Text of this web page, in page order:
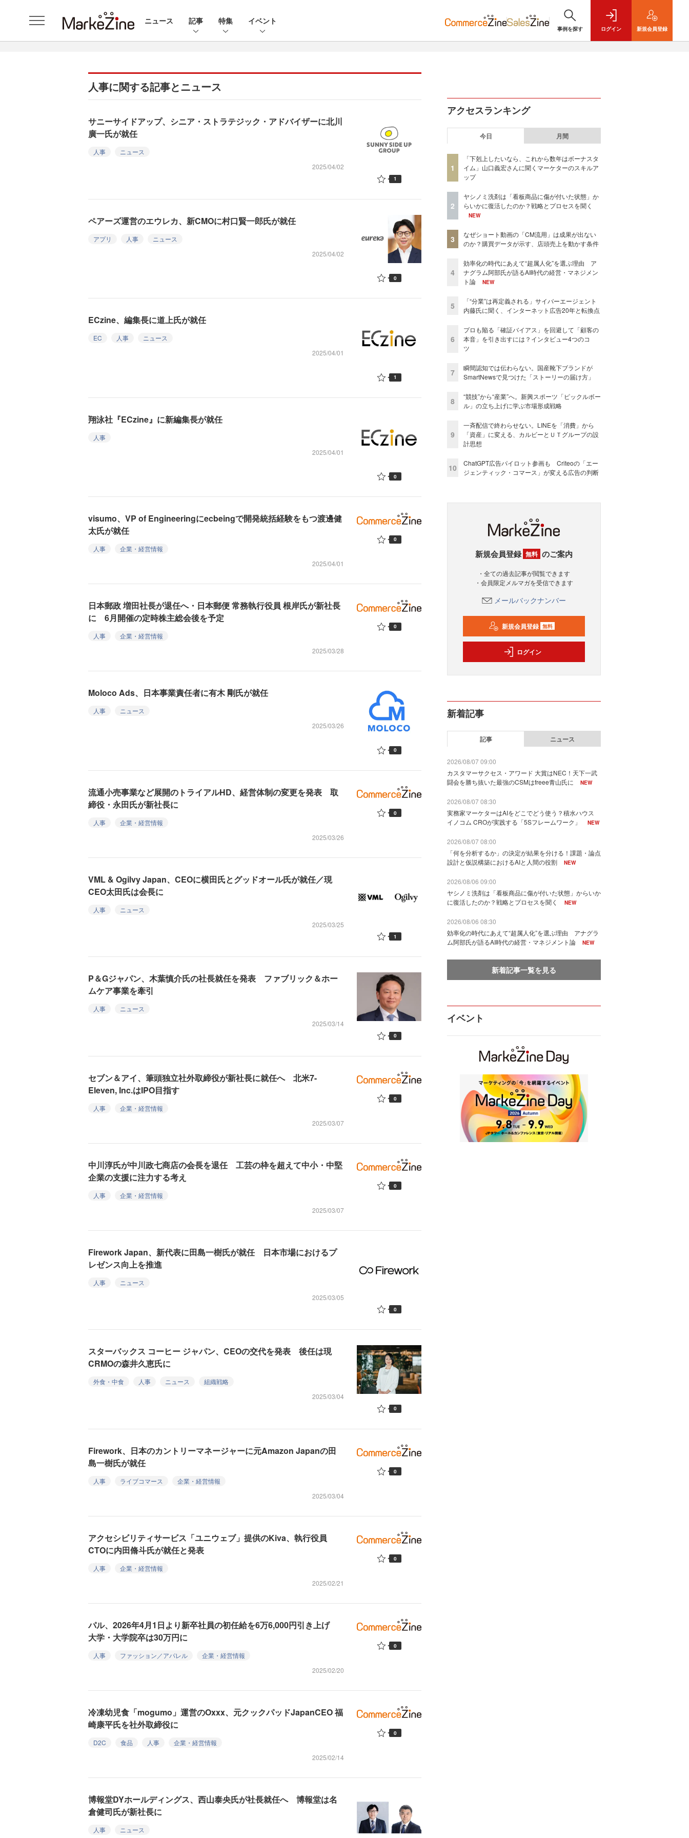
ニュース 記事 特集 イベント
事例を探す ログイン 新規会員登録
人事に関する記事とニュース
サニーサイドアップ、シニア・ストラテジック・アドバイザーに北川
廣一氏が就任
人事
ニュース
2025/04/02
1
ペアーズ運営のエウレカ、新CMOに村口賢一郎氏が就任
アプリ 人事
ニュース
2025/04/02
0
ECzine、編集長に道上氏が就任
EC 人事
ニュース
2025/04/01
1
翔泳社『ECzine』に新編集長が就任
人事
2025/04/01
0
visumo、VP of Engineeringにecbeingで開発統括経験をもつ渡邊健
太氏が就任
人事
企業・経営情報
2025/04/01
0
日本郵政 増田社長が退任へ・日本郵便 常務執行役員 根岸氏が新社長
に 6月開催の定時株主総会後を予定
人事
企業・経営情報
2025/03/28
0
Moloco Ads、日本事業責任者に有木 剛氏が就任
人事
ニュース
2025/03/26
0
流通小売事業など展開のトライアルHD、経営体制の変更を発表 取
締役・永田氏が新社長に
人事
企業・経営情報
2025/03/26
0
VML & Ogilvy Japan、CEOに横田氏とグッドオール氏が就任／現
CEO太田氏は会長に
人事
ニュース
2025/03/25
1
P＆Gジャパン、木葉慎介氏の社長就任を発表 ファブリック＆ホー
ムケア事業を牽引
人事
ニュース
2025/03/14
0
セブン＆アイ、筆頭独立社外取締役が新社長に就任へ 北米7-
Eleven, Inc.はIPO目指す
人事
企業・経営情報
2025/03/07
0
中川淳氏が中川政七商店の会長を退任 工芸の枠を超えて中小・中堅
企業の支援に注力する考え
人事
企業・経営情報
2025/03/07
0
Firework Japan、新代表に田島一樹氏が就任 日本市場におけるプ
レゼンス向上を推進
人事
ニュース
2025/03/05
0
スターバックス コーヒー ジャパン、CEOの交代を発表 後任は現
CRMOの森井久恵氏に
外食・中食 人事 ニュース
組織戦略
2025/03/04
0
Firework、日本のカントリーマネージャーに元Amazon Japanの田
島一樹氏が就任
人事 ライブコマース
企業・経営情報
2025/03/04
0
アクセシビリティサービス「ユニウェブ」提供のKiva、執行役員
CTOに内田脩斗氏が就任と発表
人事
企業・経営情報
2025/02/21
0
パル、2026年4月1日より新卒社員の初任給を6万6,000円引き上げ
大学・大学院卒は30万円に
人事 ファッション／アパレル
企業・経営情報
2025/02/20
0
冷凍幼児食「mogumo」運営のOxxx、元クックパッドJapanCEO 福
崎康平氏を社外取締役に
D2C 食品 人事
企業・経営情報
2025/02/14
0
博報堂DYホールディングス、西山泰央氏が社長就任へ 博報堂は名
倉健司氏が新社長に
人事 ニュース
アクセスランキング
今日 月間
1
「下剋上したいなら、これから数年はボーナスタ
イム」山口義宏さんに聞くマーケターのスキルア
ップ
2
ヤシノミ洗剤は「看板商品に傷が付いた状態」か
らいかに復活したのか？戦略とプロセスを聞く
NEW
3
なぜショート動画の「CM流用」は成果が出ない
のか？購買データが示す、店頭売上を動かす条件
4
効率化の時代にあえて“超属人化”を選ぶ理由 ア
ナグラム阿部氏が語るAI時代の経営・マネジメン
ト論
NEW
5
「“分業”は再定義される」サイバーエージェント
内藤氏に聞く、インターネット広告20年と転換点
6
プロも陥る「確証バイアス」を回避して「顧客の
本音」を引き出すには？インタビュー4つのコ
ツ
7
瞬間認知では伝わらない。国産靴下ブランドが
SmartNewsで見つけた「ストーリーの届け方」
8
“競技”から“産業”へ。新興スポーツ「ピックルボー
ル」の立ち上げに学ぶ市場形成戦略
9
一斉配信で終わらせない。LINEを「消費」から
「資産」に変える、カルビーとＵＴグループの設
計思想
10
ChatGPT広告パイロット参画も Criteoの「エー
ジェンティック・コマース」が変える広告の判断
新規会員登録 無料 のご案内
・全ての過去記事が閲覧できます
・会員限定メルマガを受信できます
メールバックナンバー
新規会員登録 無料
ログイン
新着記事
記事 ニュース
2026/08/07 09:00
カスタマーサクセス・アワード 大賞はNEC！天下一武
闘会を勝ち抜いた最強のCSMはfreee青山氏に
NEW
2026/08/07 08:30
実務家マーケターはAIをどこでどう使う？積水ハウス
イノコム CROが実践する「5Sフレームワーク」
NEW
2026/08/07 08:00
「何を分析するか」の決定が結果を分ける！課題・論点
設計と仮説構築におけるAIと人間の役割
NEW
2026/08/06 09:00
ヤシノミ洗剤は「看板商品に傷が付いた状態」からいか
に復活したのか？戦略とプロセスを聞く
NEW
2026/08/06 08:30
効率化の時代にあえて“超属人化”を選ぶ理由 アナグラ
ム阿部氏が語るAI時代の経営・マネジメント論
NEW
新着記事一覧を見る
イベント